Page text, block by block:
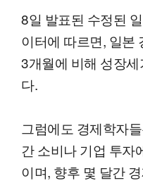
8일 발표된 수정된
이터에 따르면, 일본
3개월에 비해 성장
다.
그럼에도 경제학자
간 소비나 기업 투자
이며, 향후 몇 달간